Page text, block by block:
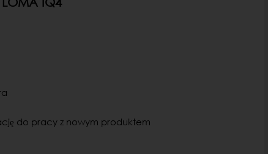
do pracy z nowym produktem